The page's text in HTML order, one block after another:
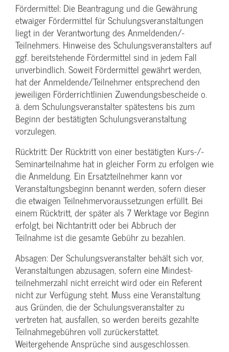
Fördermittel: Die Beantragung und die Gewährung
etwaiger Fördermittel für Schulungs­veranstaltungen
liegt in der Verantwortung des Anmeldenden/­
Teilnehmers. Hinweise des Schulungs­veranstalters auf
ggf. bereitstehende Fördermittel sind in jedem Fall
unverbindlich. Soweit Fördermittel gewährt werden,
hat der Anmeldende/­Teilnehmer entsprechend den
jeweiligen Förderrichtlinien Zuwendungs­bescheide o.
ä. dem Schulungs­veranstalter spätestens bis zum
Beginn der bestätigten Schulungs­veranstaltung
vorzulegen.
Rücktritt: Der Rücktritt von einer bestätigten Kurs-/­
Seminarteilnahme hat in gleicher Form zu erfolgen wie
die Anmeldung. Ein Ersatzteilnehmer kann vor
Veranstaltungs­beginn benannt werden, sofern dieser
die etwaigen Teilnehmer­voraussetzungen erfüllt. Bei
einem Rücktritt, der später als 7 Werktage vor Beginn
erfolgt, bei Nichtantritt oder bei Abbruch der
Teilnahme ist die gesamte Gebühr zu bezahlen.
Absagen: Der Schulungs­veranstalter behält sich vor,
Veranstaltungen abzusagen, sofern eine Mindest­
teilnehmerzahl nicht erreicht wird oder ein Referent
nicht zur Verfügung steht. Muss eine Veranstaltung
aus Gründen, die der Schulungs­veranstalter zu
vertreten hat, ausfallen, so werden bereits gezahlte
Teilnahme­gebühren voll zurückerstattet.
Weitergehende Ansprüche sind ausgeschlossen.